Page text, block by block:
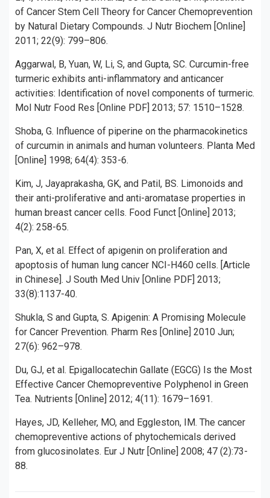
of Cancer Stem Cell Theory for Cancer Chemoprevention
by Natural Dietary Compounds. J Nutr Biochem [Online]
2011; 22(9): 799–806.
Aggarwal, B, Yuan, W, Li, S, and Gupta, SC. Curcumin-free
turmeric exhibits anti-inflammatory and anticancer
activities: Identification of novel components of turmeric.
Mol Nutr Food Res [Online PDF] 2013; 57: 1510–1528.
Shoba, G. Influence of piperine on the pharmacokinetics
of curcumin in animals and human volunteers. Planta Med
[Online] 1998; 64(4): 353-6.
Kim, J, Jayaprakasha, GK, and Patil, BS. Limonoids and
their anti-proliferative and anti-aromatase properties in
human breast cancer cells. Food Funct [Online] 2013;
4(2): 258-65.
Pan, X, et al. Effect of apigenin on proliferation and
apoptosis of human lung cancer NCI-H460 cells. [Article
in Chinese]. J South Med Univ [Online PDF] 2013;
33(8):1137-40.
Shukla, S and Gupta, S. Apigenin: A Promising Molecule
for Cancer Prevention. Pharm Res [Online] 2010 Jun;
27(6): 962–978.
Du, GJ, et al. Epigallocatechin Gallate (EGCG) Is the Most
Effective Cancer Chemopreventive Polyphenol in Green
Tea. Nutrients [Online] 2012; 4(11): 1679–1691.
Hayes, JD, Kelleher, MO, and Eggleston, IM. The cancer
chemopreventive actions of phytochemicals derived
from glucosinolates. Eur J Nutr [Online] 2008; 47 (2):73-
88.